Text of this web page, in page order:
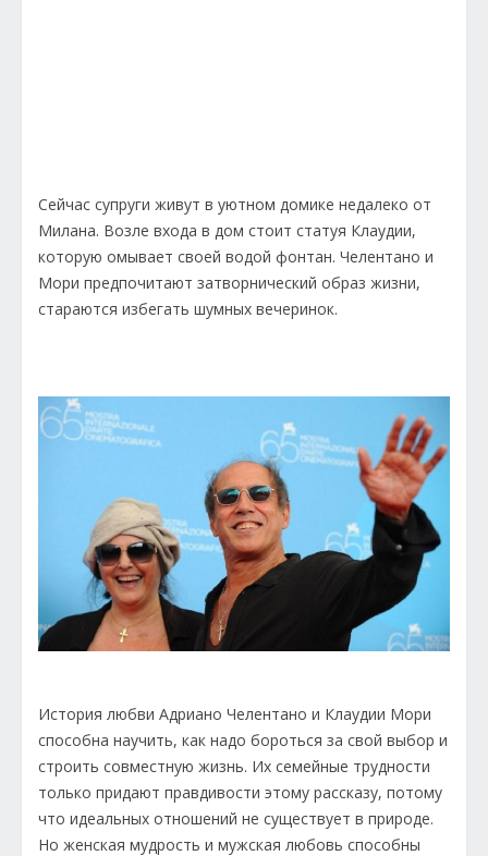
Сейчас супруги живут в уютном домике недалеко от
Милана. Возле входа в дом стоит статуя Клаудии,
которую омывает своей водой фонтан. Челентано и
Мори предпочитают затворнический образ жизни,
стараются избегать шумных вечеринок.
История любви Адриано Челентано и Клаудии Мори
способна научить, как надо бороться за свой выбор и
строить совместную жизнь. Их семейные трудности
только придают правдивости этому рассказу, потому
что идеальных отношений не существует в природе.
Но женская мудрость и мужская любовь способны